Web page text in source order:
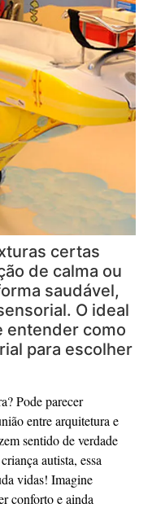
certas
de calma ou
saudável,
O ideal
entender como
para escolher
Pode parecer
entre arquitetura e
sentido de verdade
autista, essa
vidas! Imagine
conforto e ainda